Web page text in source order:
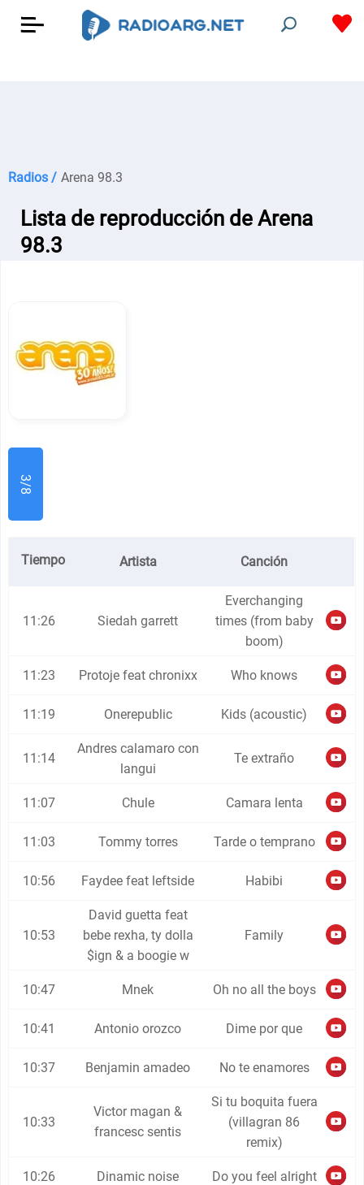
Radios / Arena 98.3
Lista de reproducción de Arena
98.3
3/8
Tiempo Artista Canción
11:26 Siedah garrett
Everchanging
times (from baby
boom)
11:23 Protoje feat chronixx Who knows
11:19 Onerepublic Kids (acoustic)
11:14
Andres calamaro con
langui
Te extraño
11:07 Chule Camara lenta
11:03 Tommy torres Tarde o temprano
10:56 Faydee feat leftside Habibi
10:53
David guetta feat
bebe rexha, ty dolla
$ign & a boogie w
Family
10:47 Mnek Oh no all the boys
10:41 Antonio orozco Dime por que
10:37 Benjamin amadeo No te enamores
10:33
Victor magan &
francesc sentis
Si tu boquita fuera
(villagran 86
remix)
10:26 Dinamic noise Do you feel alright